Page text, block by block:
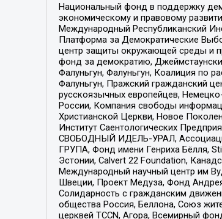
Национальный фонд в поддержку
экономическому и правовому
Международный Республиканский
Платформа за Демократические
центр защиты окружающей среды и
фонд за демократию,
Фалуньгун, Фалуньгун, Коалиция по
Фалуньгун, Пражский гражданский
русскоязычных европейцев,
России, Компания свободы
Христианской Церкви, Новое
Институт Саентологических
СВОБОДНЫЙ ИДЕЛЬ-УРАЛ,
ГРУПА, Фонд имени Генриха Бёлля,
Эстонии, Calvert 22 Foundation,
Международный научный центр им
Швеции, Проект Медуза, Фонд
Солидарность с гражданским
общества Россия, Беллона, Союз
церквей TCCN, Агора, Всемирный